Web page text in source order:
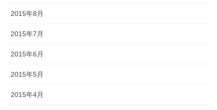
2015年8月
2015年7月
2015年6月
2015年5月
2015年4月